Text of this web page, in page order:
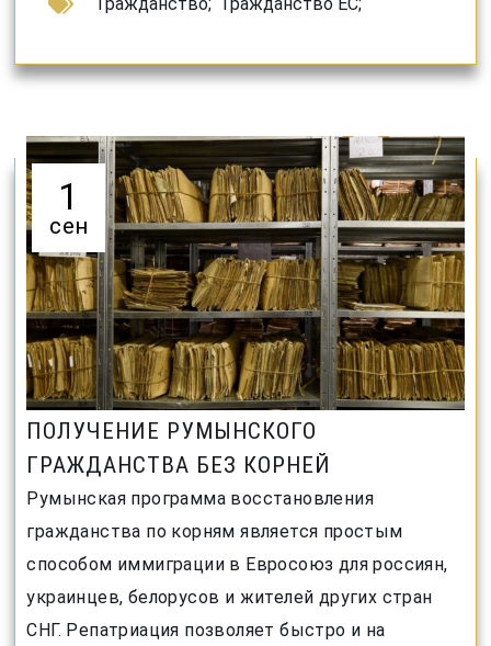
1
сен
ПОЛУЧЕНИЕ РУМЫНСКОГО
ГРАЖДАНСТВА БЕЗ КОРНЕЙ
Румынская программа восстановления
гражданства по корням является простым
способом иммиграции в Евросоюз для россиян,
украинцев, белорусов и жителей других стран
СНГ. Репатриация позволяет быстро и на